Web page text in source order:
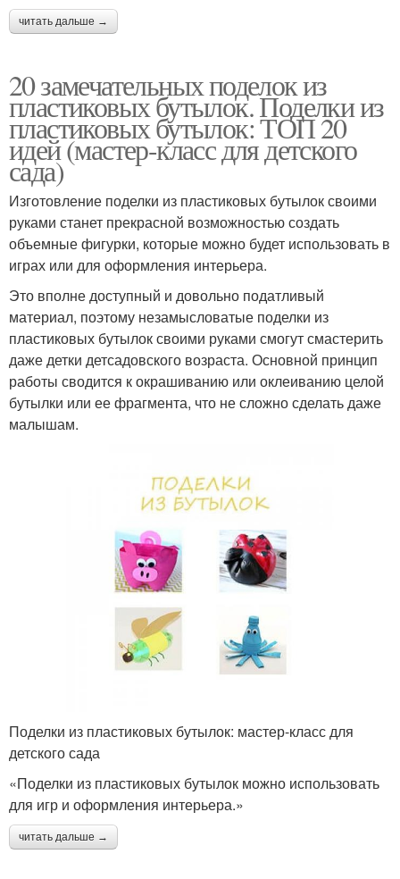
читать дальше →
20 замечательных поделок из
пластиковых бутылок. Поделки из
пластиковых бутылок: ТОП 20
идей (мастер-класс для детского
сада)
Изготовление поделки из пластиковых бутылок своими
руками станет прекрасной возможностью создать
объемные фигурки, которые можно будет использовать в
играх или для оформления интерьера.
Это вполне доступный и довольно податливый
материал, поэтому незамысловатые поделки из
пластиковых бутылок своими руками смогут смастерить
даже детки детсадовского возраста. Основной принцип
работы сводится к окрашиванию или оклеиванию целой
бутылки или ее фрагмента, что не сложно сделать даже
малышам.
Поделки из пластиковых бутылок: мастер-класс для
детского сада
«Поделки из пластиковых бутылок можно использовать
для игр и оформления интерьера.»
читать дальше →